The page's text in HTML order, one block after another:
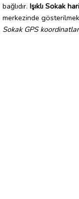
bağlıdır. Işıklı Sokak
merkezinde
Sokak GPS